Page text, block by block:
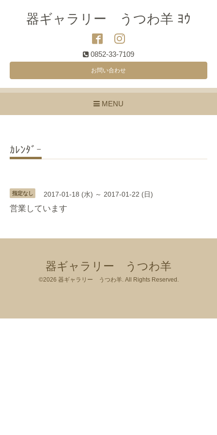
器ギャラリー うつわ羊 ﾖｳ
0852-33-7109
お問い合わせ
MENU
ｶﾚﾝﾀﾞｰ
指定なし 2017-01-18 (水) ～ 2017-01-22 (日)
営業しています
器ギャラリー うつわ羊
©2026 器ギャラリー うつわ羊. All Rights Reserved.